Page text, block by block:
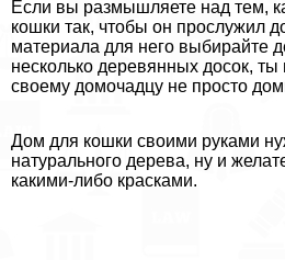
Если вы размышляете над тем,
кошки так, чтобы он прослужил
материала для него выбирайте
несколько деревянных досок,
своему домочадцу не просто
Дом для кошки своими руками
натурального дерева, ну и
какими-либо красками.